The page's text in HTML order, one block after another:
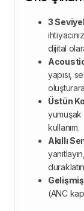
3
dijital
yapısı,
Üstün
yumuşak
kullanım.
Akıllı
(ANC